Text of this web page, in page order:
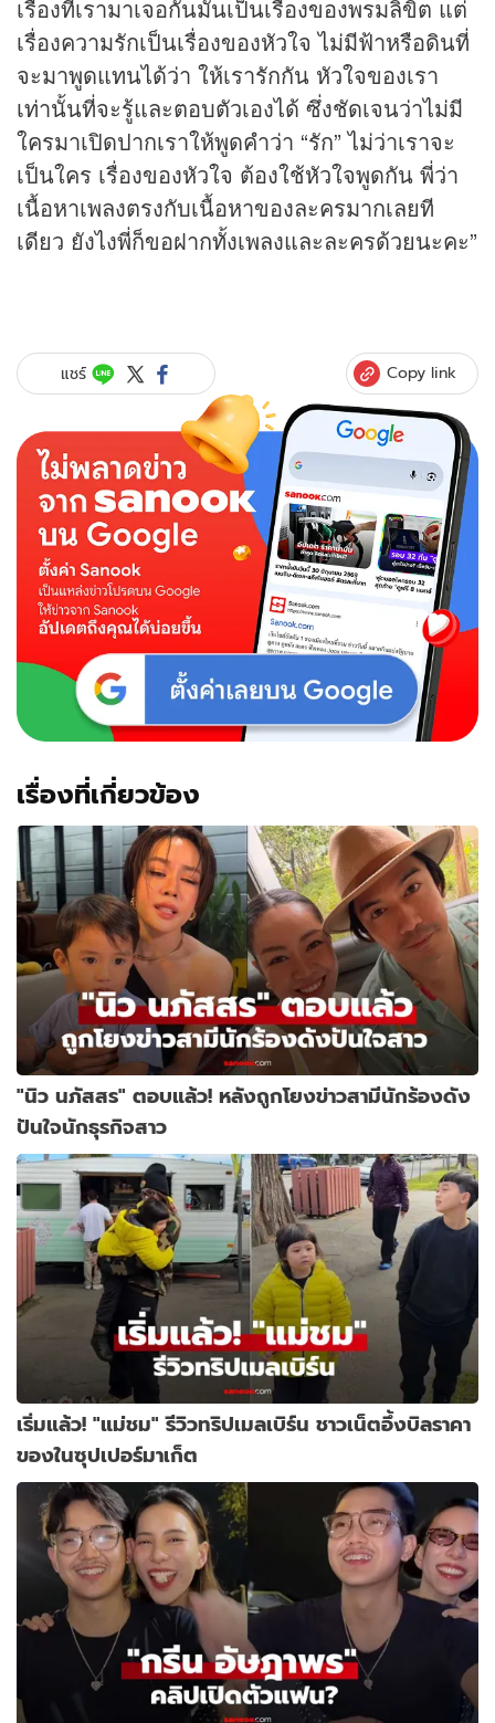
เรื่องที่เรามาเจอกันมันเป็นเรื่องของพรมลิขิต แต่
เรื่องความรักเป็นเรื่องของหัวใจ ไม่มีฟ้าหรือดินที่
จะมาพูดแทนได้ว่า ให้เรารักกัน หัวใจของเรา
เท่านั้นที่จะรู้และตอบตัวเองได้ ซึ่งชัดเจนว่าไม่มี
ใครมาเปิดปากเราให้พูดคำว่า “รัก” ไม่ว่าเราจะ
เป็นใคร เรื่องของหัวใจ ต้องใช้หัวใจพูดกัน พี่ว่า
เนื้อหาเพลงตรงกับเนื้อหาของละครมากเลยที
เดียว ยังไงพี่ก็ขอฝากทั้งเพลงและละครด้วยนะคะ”
แชร์ Copy link
เรื่องที่เกี่ยวข้อง
"นิว นภัสสร" ตอบแล้ว! หลังถูกโยงข่าวสามีนักร้องดัง
ปันใจนักธุรกิจสาว
เริ่มแล้ว! "แม่ชม" รีวิวทริปเมลเบิร์น ชาวเน็ตอึ้งบิลราคา
ของในซุปเปอร์มาเก็ต